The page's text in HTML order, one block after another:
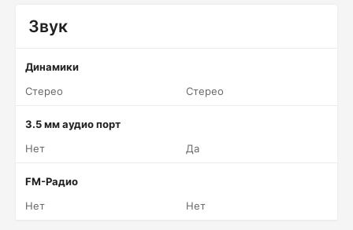
Звук
Динамики
Стерео
Стерео
3.5 мм аудио порт
Нет
Да
FM-Радио
Нет
Нет